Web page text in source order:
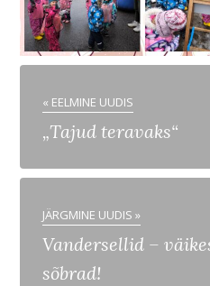
« EELMINE UUDIS
„Tajud teravaks“
JÄRGMINE UUDIS »
Vandersellid –
sõbrad!